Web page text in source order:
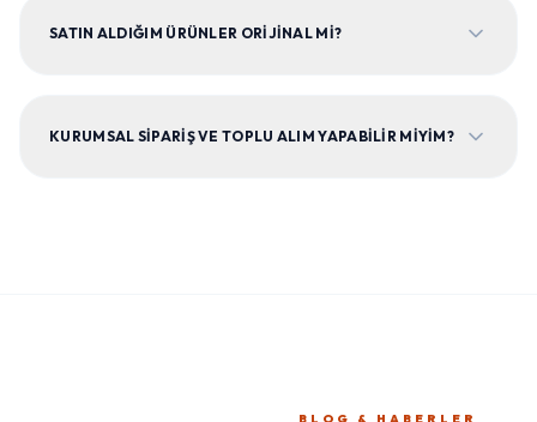
SATIN ALDIĞIM ÜRÜNLER ORIJINAL MI?
KURUMSAL SIPARIŞ VE TOPLU ALIM YAPABILIR MIYIM?
BLOG & HABERLER